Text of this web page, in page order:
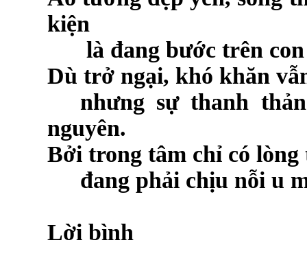
kiện
là đang bước trên
Dù trở ngại, khó khăn
nhưng sự thanh
nguyên.
Bởi trong tâm chỉ có
đang phải chịu nỗi u
Lời bình